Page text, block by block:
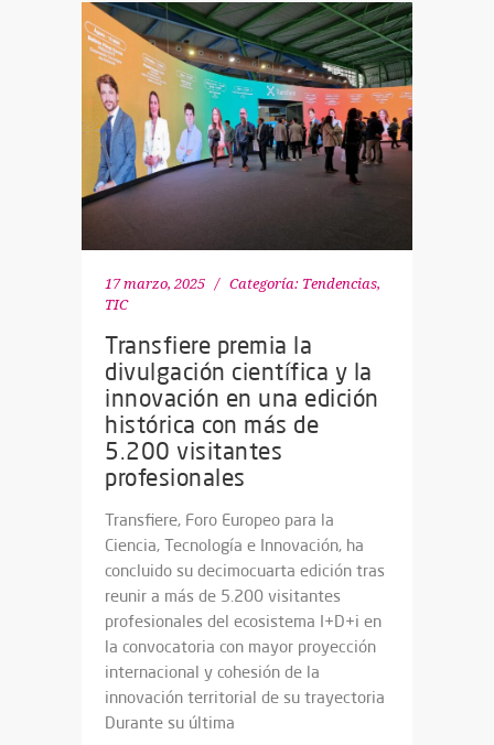
17 marzo, 2025 Categoría: Tendencias,
TIC
Transfiere premia la
divulgación científica y la
innovación en una edición
histórica con más de
5.200 visitantes
profesionales
Transfiere, Foro Europeo para la
Ciencia, Tecnología e Innovación, ha
concluido su decimocuarta edición tras
reunir a más de 5.200 visitantes
profesionales del ecosistema I+D+i en
la convocatoria con mayor proyección
internacional y cohesión de la
innovación territorial de su trayectoria
Durante su última